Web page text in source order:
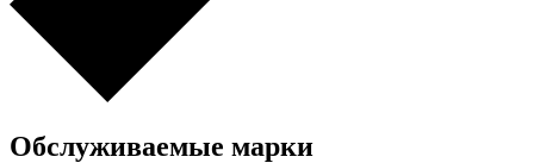
Обслуживаемые марки